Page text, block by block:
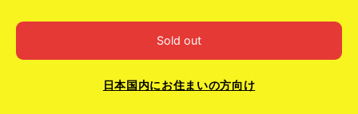
Sold out
日本国内にお住まいの方向け